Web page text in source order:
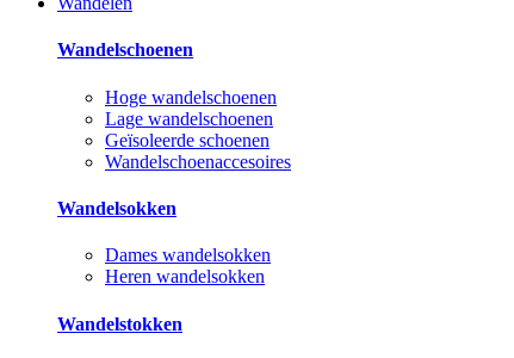
Wandelschoenen
Hoge wandelschoenen
Lage wandelschoenen
Geïsoleerde schoenen
Wandelschoenaccesoires
Wandelsokken
Dames wandelsokken
Heren wandelsokken
Wandelstokken